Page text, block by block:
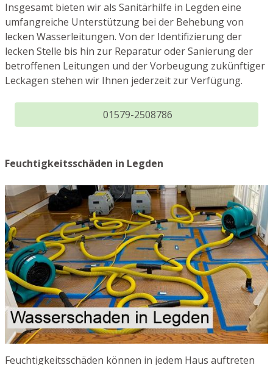
Insgesamt bieten wir als Sanitärhilfe in Legden eine
umfangreiche Unterstützung bei der Behebung von
lecken Wasserleitungen. Von der Identifizierung der
lecken Stelle bis hin zur Reparatur oder Sanierung der
betroffenen Leitungen und der Vorbeugung zukünftiger
Leckagen stehen wir Ihnen jederzeit zur Verfügung.
01579-2508786
Feuchtigkeitsschäden in Legden
Feuchtigkeitsschäden können in jedem Haus auftreten